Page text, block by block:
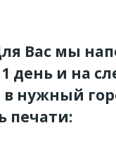
Вас мы
1 день и на
нужный
печати: